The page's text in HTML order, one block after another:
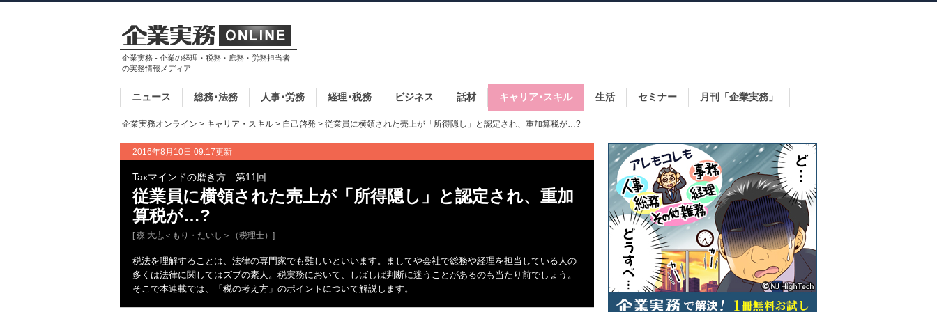
企業実務 - 企業の経理・税務・庶務・労務担当者
の実務情報メディア
ニュース 総務･法務 人事･労務 経理･税務 ビジネス 話材 キャリア･スキル 生活 セミナー 月刊「企業実務」
企業実務オンライン > キャリア・スキル > 自己啓発 > 従業員に横領された売上が「所得隠し」と認定され、重加算税が…?
2016年8月10日 09:17更新
Taxマインドの磨き方 第11回
従業員に横領された売上が「所得隠し」と認定され、重加
算税が…?
[ 森 大志＜もり・たいし＞（税理士）]
税法を理解することは、法律の専門家でも難しいといいます。ましてや会社で総務や経理を担当している人の
多くは法律に関してはズブの素人。税実務において、しばしば判断に迷うことがあるのも当たり前でしょう。
そこで本連載では、「税の考え方」のポイントについて解説します。